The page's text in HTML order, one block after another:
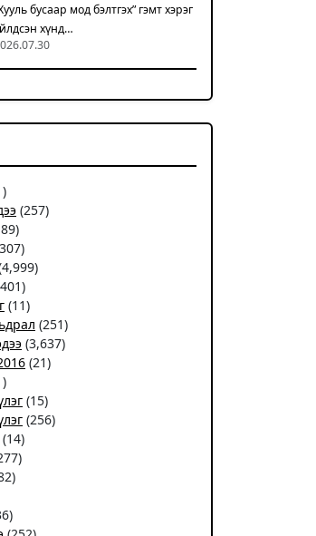
бусаар мод бэлтгэх” гэмт хэрэг
хүнд…
(257)
(11)
(251)
(3,637)
(21)
(15)
(256)
(14)